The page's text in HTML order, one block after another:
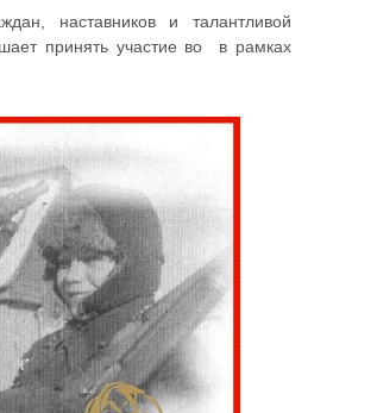
наставников и талантливой
принять участие во в рамках